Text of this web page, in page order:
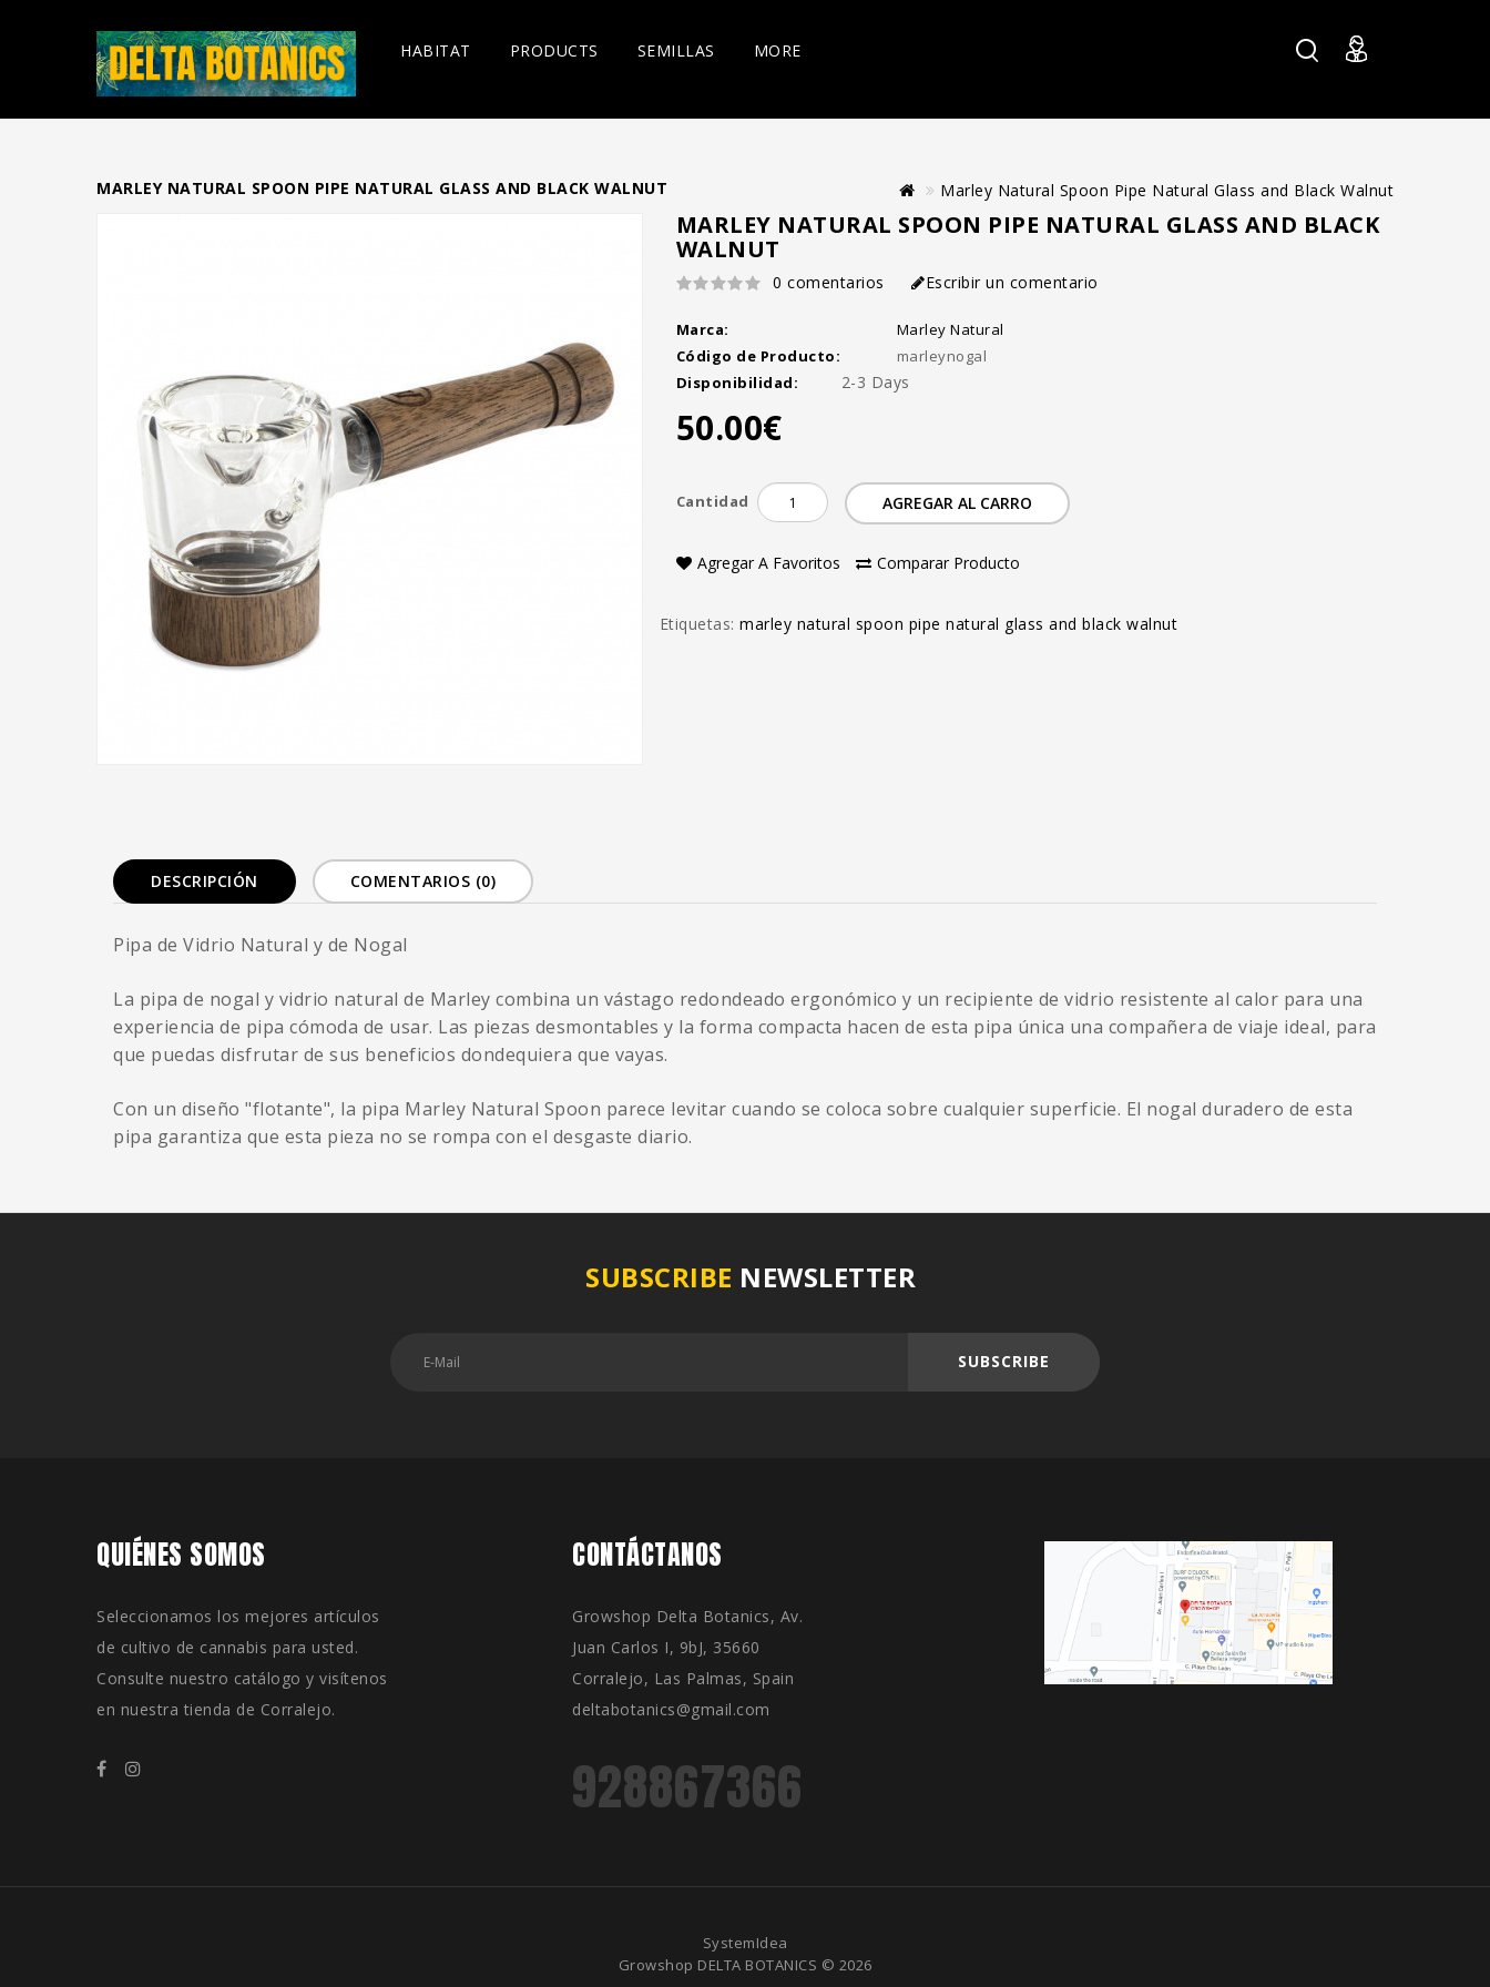
HABITAT PRODUCTS SEMILLAS MORE
MARLEY NATURAL SPOON PIPE NATURAL GLASS AND BLACK WALNUT Marley Natural Spoon Pipe Natural Glass and Black Walnut
MARLEY NATURAL SPOON PIPE NATURAL GLASS AND BLACK
WALNUT
0 comentarios Escribir un comentario
Marca:
Marley Natural
Código de Producto:
marleynogal
Disponibilidad:
2-3 Days
50.00€
Cantidad AGREGAR AL CARRO
Agregar A Favoritos Comparar Producto
DESCRIPCIÓN COMENTARIOS (0)
Pipa de Vidrio Natural y de Nogal
La pipa de nogal y vidrio natural de Marley combina un vástago redondeado ergonómico y un recipiente de vidrio resistente al calor para una
experiencia de pipa cómoda de usar. Las piezas desmontables y la forma compacta hacen de esta pipa única una compañera de viaje ideal, para
que puedas disfrutar de sus beneficios dondequiera que vayas.
Con un diseño "flotante", la pipa Marley Natural Spoon parece levitar cuando se coloca sobre cualquier superficie. El nogal duradero de esta
pipa garantiza que esta pieza no se rompa con el desgaste diario.
Etiquetas:marley natural spoon pipe natural glass and black walnut
SUBSCRIBE NEWSLETTER
SUBSCRIBE
QUIÉNES SOMOS
Seleccionamos los mejores artículos
de cultivo de cannabis para usted.
Consulte nuestro catálogo y visítenos
en nuestra tienda de Corralejo.
CONTÁCTANOS
Growshop Delta Botanics, Av.
Juan Carlos I, 9bJ, 35660
Corralejo, Las Palmas, Spain
deltabotanics@gmail.com
928867366
SystemIdea
Growshop DELTA BOTANICS © 2026